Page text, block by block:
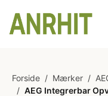
Forside / Mærker /
/ AEG Integrerbar